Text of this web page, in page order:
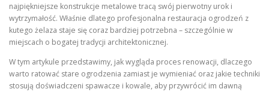
najpiękniejsze konstrukcje metalowe tracą swój pierwotny urok i
wytrzymałość. Właśnie dlatego profesjonalna restauracja ogrodzeń z
kutego żelaza staje się coraz bardziej potrzebna – szczególnie w
miejscach o bogatej tradycji architektonicznej.
W tym artykule przedstawimy, jak wygląda proces renowacji, dlaczego
warto ratować stare ogrodzenia zamiast je wymieniać oraz jakie techniki
stosują doświadczeni spawacze i kowale, aby przywrócić im dawną